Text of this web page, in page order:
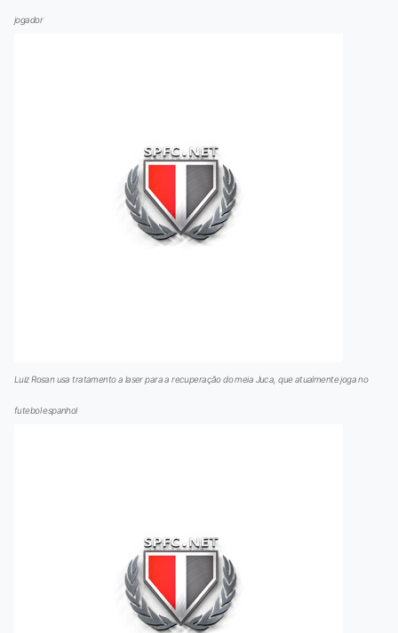
jogador
Luiz Rosan usa tratamento a laser para a recuperação do meia Juca, que atualmente joga no
futebol espanhol